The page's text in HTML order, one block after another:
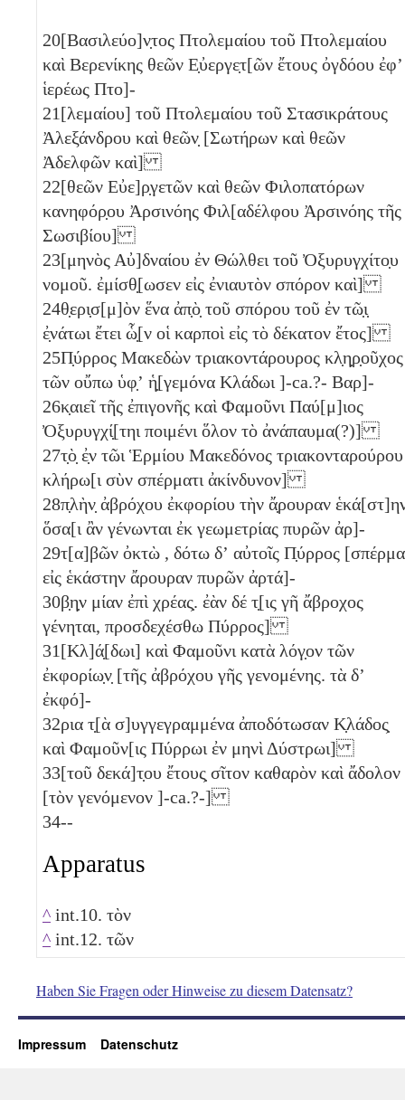
20[Βασιλεύο]ν̣τος Πτολεμαίου τοῦ Πτολεμαίου
καὶ Βερενίκης θεῶν Ε̣ὐεργε̣τ[ῶν ἔτους ὀγδόου ἐφʼ
ἱερέως Πτο]-
21[λεμαίου] τοῦ Πτολεμαίου τοῦ Στασικράτους
Ἀλεξάνδρου καὶ θεῶν̣ [Σωτήρων καὶ θεῶν
Ἀδελφῶν καὶ]
22[θεῶν Εὐε]ρ̣γετῶν καὶ θεῶν Φιλοπατόρων
κανηφόρ̣ου Ἀρσινόης Φιλ[αδέλφου Ἀρσινόης τῆς
Σωσιβίου]
23[μηνὸς Αὐ]δναίου ἐν Θώλθει τοῦ Ὀξυρυγχίτο̣υ
νομοῦ. ἐμίσθ̣[ωσεν εἰς ἐνιαυτὸν σπόρον καὶ]
24θ̣ερι̣σ[μ]ὸν ἕνα ἀπ̣ὸ̣ τοῦ σπόρου τοῦ ἐν τῶ̣ι̣
ἐ̣νάτωι ἔτει ὧ̣[ν οἱ καρποὶ εἰς τὸ δέκατον ἔτος]
25Π̣ύρρος Μακεδὼν τριακοντάρουρος κλ̣η̣ρ̣οῦχος
τῶν οὔπω ὑφ̣ʼ ἡ̣[γεμόνα Κλάδωι ]-ca.?- Βαρ]-
26κ̣αιεῖ τῆς ἐπιγονῆς καὶ Φαμοῦνι Παύ[μ]ιος
Ὀξυρυγχί̣[τηι ποιμένι ὅλον τὸ ἀνάπαυμα(?)]
27τ̣ὸ̣ ἐ̣ν τῶι Ἑρμίου Μακεδόνος τριακονταρούρου
κλήρω[ι σὺν σπέρματι ἀκίνδυνον]
28π̣λὴν̣ ἀβρόχου ἐκφορίου τὴν ἄ̣ρουραν
ὅσα[ι ἂν γένωνται ἐκ γεωμετρίας πυρῶν ἀρ]-
29τ[α]βῶν ὀκτὼ , δότω δʼ αὐτοῖς Π̣ύρρος [σπέρμα
εἰς ἑκάστην ἄρουραν πυρῶν ἀρτά]-
30β̣η̣ν μίαν ἐπὶ χρέας̣. ἐὰν δέ τ̣[ις γῆ ἄβροχος
γένηται, προσδεχέσθω Πύρρος]
31[Κλ]ά̣[δωι] καὶ Φαμοῦνι κατὰ λόγ̣ον τῶν
ἐκφορίω̣ν̣ [τῆς ἀβρόχου γῆς γενομένης. τὰ δʼ
ἐκφό]-
32ρια τ̣[ὰ σ]υγγεγραμμένα ἀποδότωσαν Κ̣λάδος̣
καὶ Φαμοῦν[ις Πύρρωι ἐν μηνὶ Δύστρωι]
33[τοῦ δεκά]τ̣ου ἔτους̣ σῖτον καθαρὸν καὶ ἄδολον
[τὸν γενόμενον ]-ca.?-]
34--
Apparatus
^ int.10. τὸν
^ int.12. τῶν
Haben Sie Fragen oder Hinweise zu diesem Datensatz?
Impressum Datenschutz